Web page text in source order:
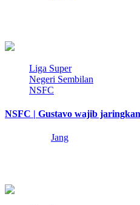
Liga Super
Negeri Sembilan
NSFC
NSFC | Gustavo wajib
Jang